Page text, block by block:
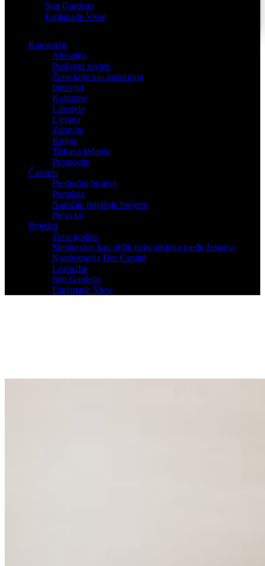
Sun Gardens
Esplanade View
Kategorije
Aktualno
Poslovni savjeti
Žene koje nas inspiriraju
Intervjui
Kolumne
Lifestyle
Ljepota
Zdravlje
Knjige
Tiskana izdanja
Promocije
Časopis
Prethodni brojevi
Pretplata
Naručite prijašnje brojeve
Press kit
Projekti
Žena godine
Mentorstvo kao oblik networkinga među ženama
Konferencija Her Capital
Learn2be
Sun Gardens
Esplanade View